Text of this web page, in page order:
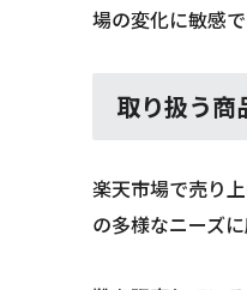
場の変化に敏感
取り扱う商
楽天市場で売り
の多様なニーズ